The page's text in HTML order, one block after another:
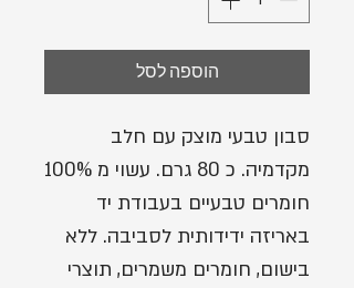
הוספה לסל
סבון טבעי מוצק עם חלב
מקדמיה. כ 80 גרם. עשוי מ 100%
חומרים טבעיים בעבודת יד
באריזה ידידותית לסביבה. ללא
בישום, חומרים משמרים, תוצרי